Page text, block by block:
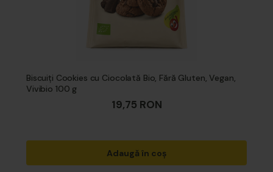
Biscuiți Cookies cu Ciocolată Bio, Fără Gluten, Vegan,
Vivibio 100 g
19,75 RON
Adaugă în coș